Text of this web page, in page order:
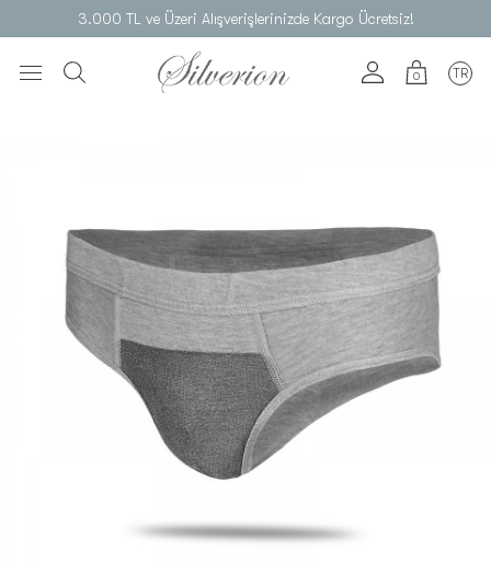
3.000 TL ve Üzeri Alışverişlerinizde Kargo Ücretsiz!
0 TR